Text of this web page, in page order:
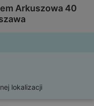
Arkuszowa 40
lokalizacji